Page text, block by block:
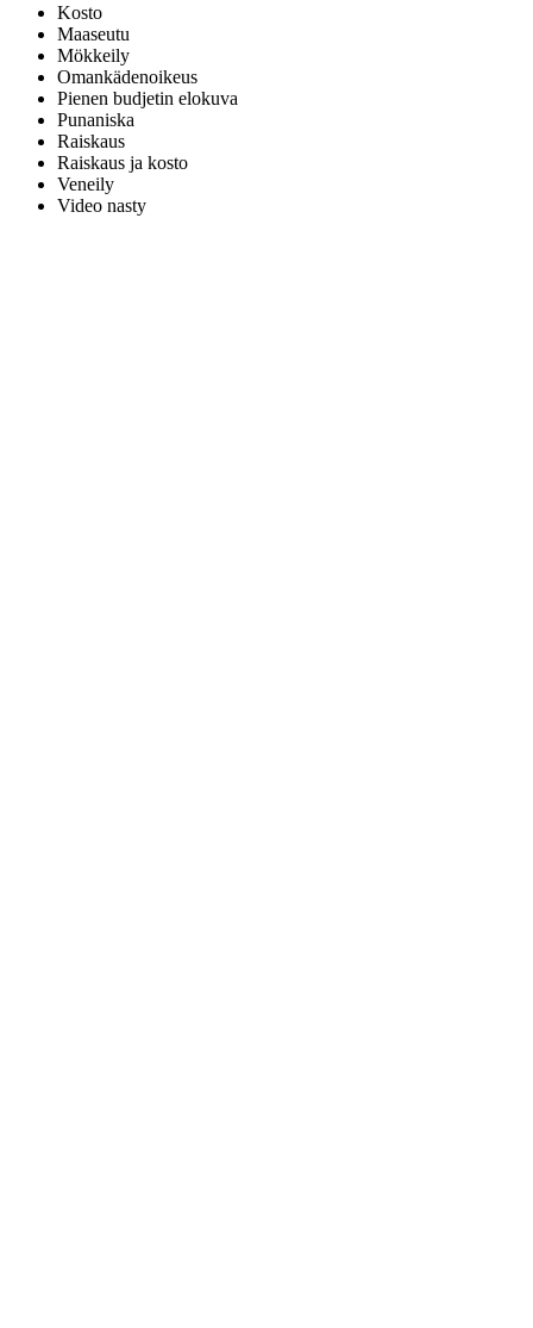
Kosto
Maaseutu
Mökkeily
Omankädenoikeus
Pienen budjetin elokuva
Punaniska
Raiskaus
Raiskaus ja kosto
Veneily
Video nasty